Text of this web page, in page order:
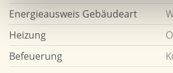
Energieausweis Gebäudeart
Heizung
Befeuerung